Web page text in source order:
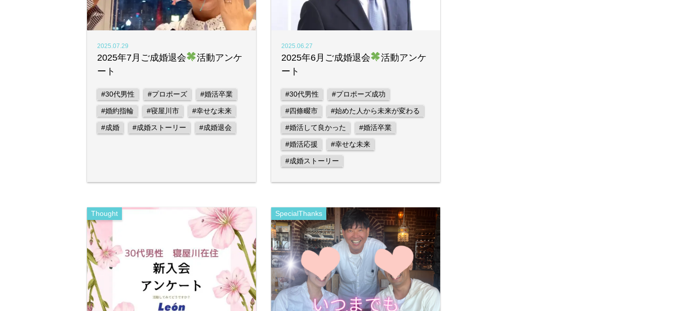
2025.07.29
2025年7月ご成婚退会
活動アンケ
ート
#30代男性 #プロポーズ #婚活卒業
#婚約指輪 #寝屋川市 #幸せな未来
#成婚 #成婚ストーリー #成婚退会
2025.06.27
2025年6月ご成婚退会
活動アンケ
ート
#30代男性 #プロポーズ成功
#四條畷市 #始めた人から未来が変わる
#婚活して良かった #婚活卒業
#婚活応援 #幸せな未来
#成婚ストーリー
Thought SpecialThanks